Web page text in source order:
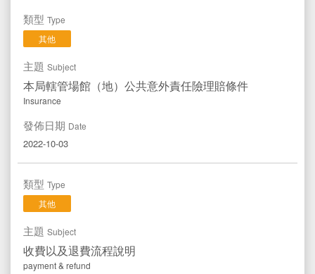
類型 Type
其他
主題 Subject
本局轄管場館（地）公共意外責任險理賠條件
Insurance
發佈日期 Date
2022-10-03
類型 Type
其他
主題 Subject
收費以及退費流程說明
payment & refund